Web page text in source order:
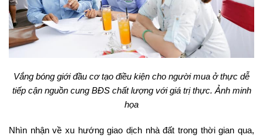
Vắng bóng giới đầu cơ tạo điều kiện cho người mua ở thực dễ
tiếp cận nguồn cung BĐS chất lượng với giá trị thực. Ảnh minh
họa
Nhìn nhận về xu hướng giao dịch nhà đất trong thời gian qua,